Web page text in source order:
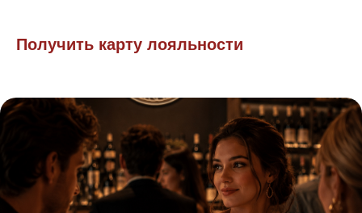
Получить карту лояльности